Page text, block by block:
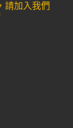
請加入我們